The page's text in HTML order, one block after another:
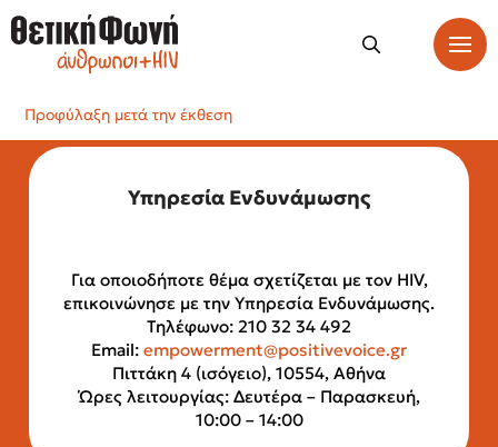
Προφύλαξη μετά την έκθεση
Υπηρεσία Ενδυνάμωσης
Για οποιοδήποτε θέμα σχετίζεται με τον HIV,
επικοινώνησε με την Υπηρεσία Ενδυνάμωσης.
Τηλέφωνο: 210 32 34 492
Email: empowerment@positivevoice.gr
Πιττάκη 4 (ισόγειο), 10554, Αθήνα
Ώρες λειτουργίας: Δευτέρα – Παρασκευή,
10:00 – 14:00